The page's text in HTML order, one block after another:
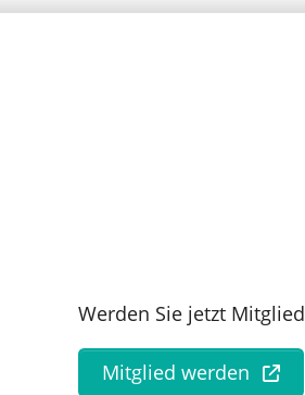
Werden Sie jetzt Mitglied
Mitglied werden